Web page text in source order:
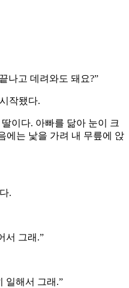
나고 데려와도 돼요?”
작됐다.
이다. 아빠를 닮아 눈이 크
에는 낯을 가려 내 무릎에 앉
.
서 그래.”
일해서 그래.”